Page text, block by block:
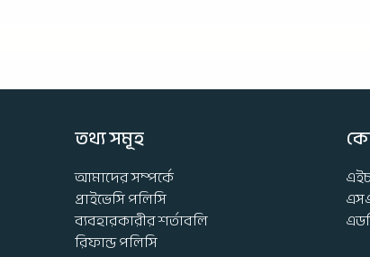
তথ্য সমূহ
আমাদের সম্পর্কে
প্রাইভেসি পলিসি
ব্যবহারকারীর শর্তাবলি
রিফান্ড পলিসি